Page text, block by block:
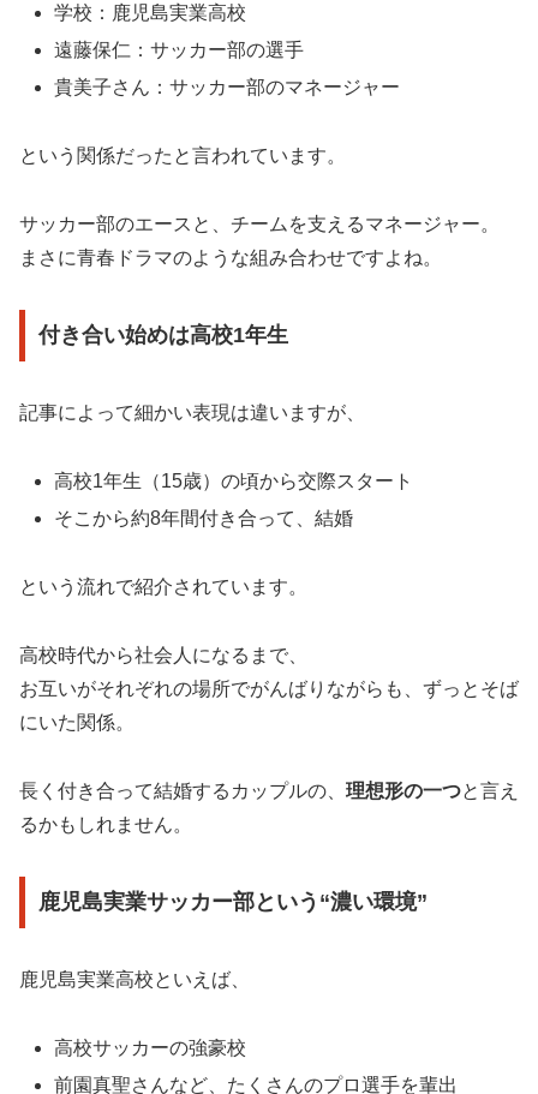
学校：鹿児島実業高校
遠藤保仁：サッカー部の選手
貴美子さん：サッカー部のマネージャー
という関係だったと言われています。
サッカー部のエースと、チームを支えるマネージャー。
まさに青春ドラマのような組み合わせですよね。
付き合い始めは高校1年生
記事によって細かい表現は違いますが、
高校1年生（15歳）の頃から交際スタート
そこから約8年間付き合って、結婚
という流れで紹介されています。
高校時代から社会人になるまで、
お互いがそれぞれの場所でがんばりながらも、ずっとそば
にいた関係。
長く付き合って結婚するカップルの、 理想形の一つと言え
るかもしれません。
鹿児島実業サッカー部という“濃い環境”
鹿児島実業高校といえば、
高校サッカーの強豪校
前園真聖さんなど、たくさんのプロ選手を輩出